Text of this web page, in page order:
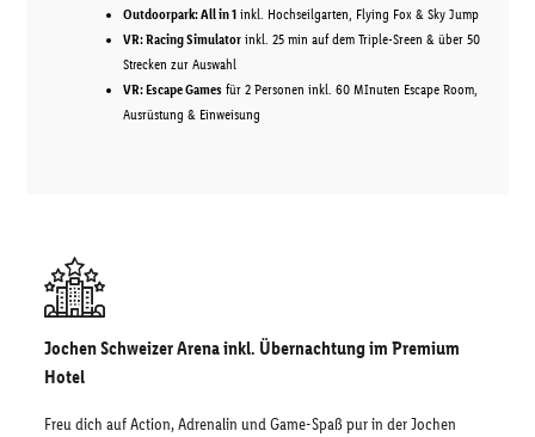
Outdoorpark: All in 1 inkl. Hochseilgarten, Flying Fox & Sky Jump
VR: Racing Simulator inkl. 25 min auf dem Triple-Sreen & über 50
Strecken zur Auswahl
VR: Escape Games für 2 Personen inkl. 60 MInuten Escape Room,
Ausrüstung & Einweisung
Jochen Schweizer Arena inkl. Übernachtung im Premium
Hotel
Freu dich auf Action, Adrenalin und Game-Spaß pur in der Jochen